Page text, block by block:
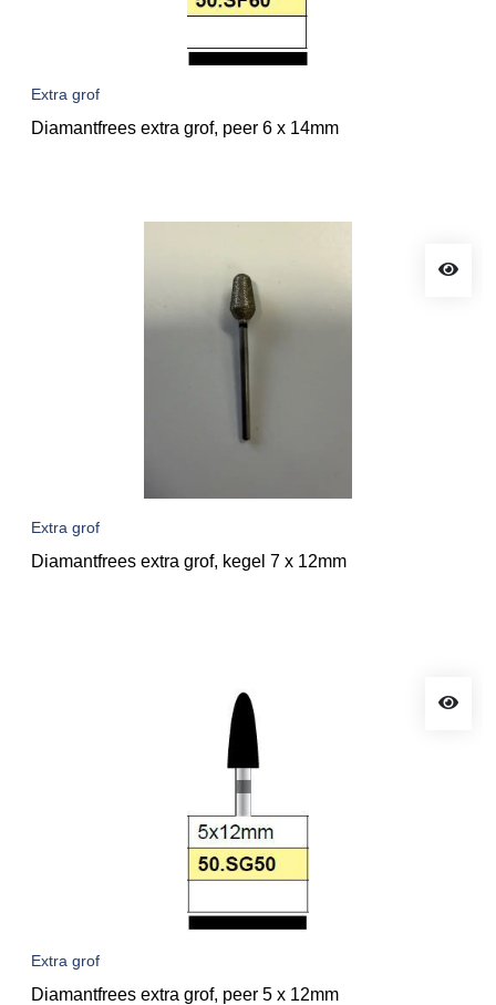
Extra grof
Diamantfrees extra grof, peer 6 x 14mm
Extra grof
Diamantfrees extra grof, kegel 7 x 12mm
Extra grof
Diamantfrees extra grof, peer 5 x 12mm